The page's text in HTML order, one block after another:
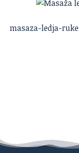
masaza-ledja-ruke